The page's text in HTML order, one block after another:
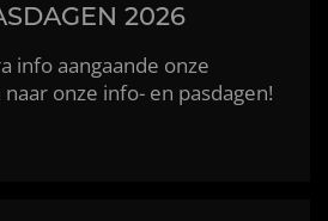
2026
info aangaande onze
naar onze info- en pasdagen!